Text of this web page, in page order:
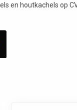
houtkachels op